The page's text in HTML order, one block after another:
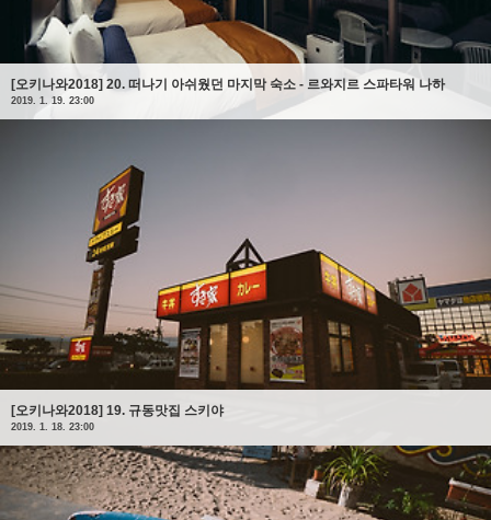
[오키나와2018] 20. 떠나기 아쉬웠던 마지막 숙소 - 르와지르 스파타워 나하
2019. 1. 19. 23:00
[오키나와2018] 19. 규동맛집 스키야
2019. 1. 18. 23:00